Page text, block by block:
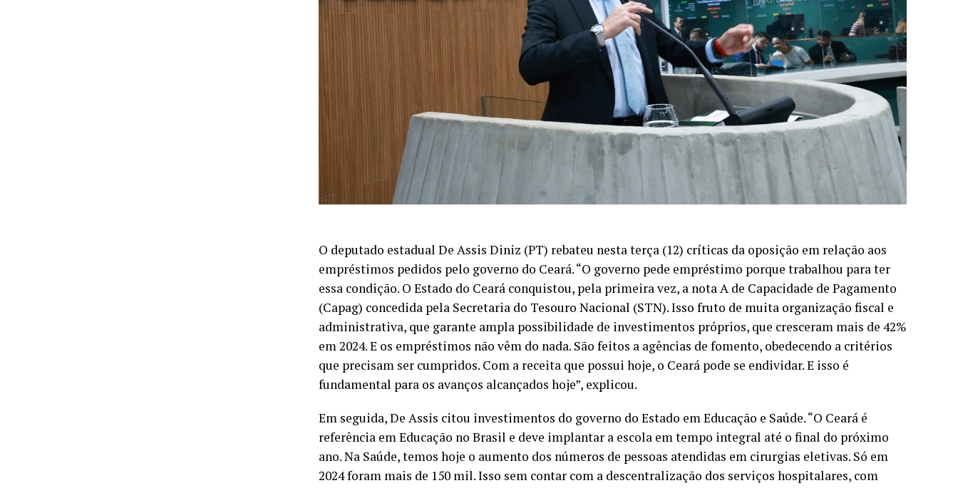
O deputado estadual De Assis Diniz (PT) rebateu nesta terça (12) críticas da oposição em relação aos
empréstimos pedidos pelo governo do Ceará. “O governo pede empréstimo porque trabalhou para ter
essa condição. O Estado do Ceará conquistou, pela primeira vez, a nota A de Capacidade de Pagamento
(Capag) concedida pela Secretaria do Tesouro Nacional (STN). Isso fruto de muita organização fiscal e
administrativa, que garante ampla possibilidade de investimentos próprios, que cresceram mais de 42%
em 2024. E os empréstimos não vêm do nada. São feitos a agências de fomento, obedecendo a critérios
que precisam ser cumpridos. Com a receita que possui hoje, o Ceará pode se endividar. E isso é
fundamental para os avanços alcançados hoje”, explicou.
Em seguida, De Assis citou investimentos do governo do Estado em Educação e Saúde. “O Ceará é
referência em Educação no Brasil e deve implantar a escola em tempo integral até o final do próximo
ano. Na Saúde, temos hoje o aumento dos números de pessoas atendidas em cirurgias eletivas. Só em
2024 foram mais de 150 mil. Isso sem contar com a descentralização dos serviços hospitalares, com